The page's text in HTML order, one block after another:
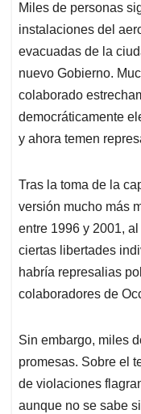
Miles de personas
instalaciones del
evacuadas de la
nuevo Gobierno.
colaborado
democráticamente
y ahora temen
Tras la toma de la
versión mucho más
entre 1996 y 2001,
ciertas libertades
habría represalias
colaboradores de
Sin embargo, miles
promesas. Sobre el
de violaciones
aunque no se sabe